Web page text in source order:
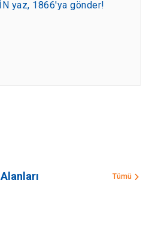
yaz, 1866'ya gönder!
Tümü